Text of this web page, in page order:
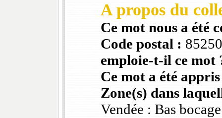
A propos du
Ce mot nous a été
Code postal :
emploie-t-il ce mot
Ce mot a été
Zone(s) dans
Vendée : Bas